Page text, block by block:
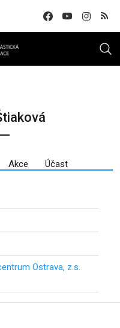
Akce Účast
Ostrava, z.s.